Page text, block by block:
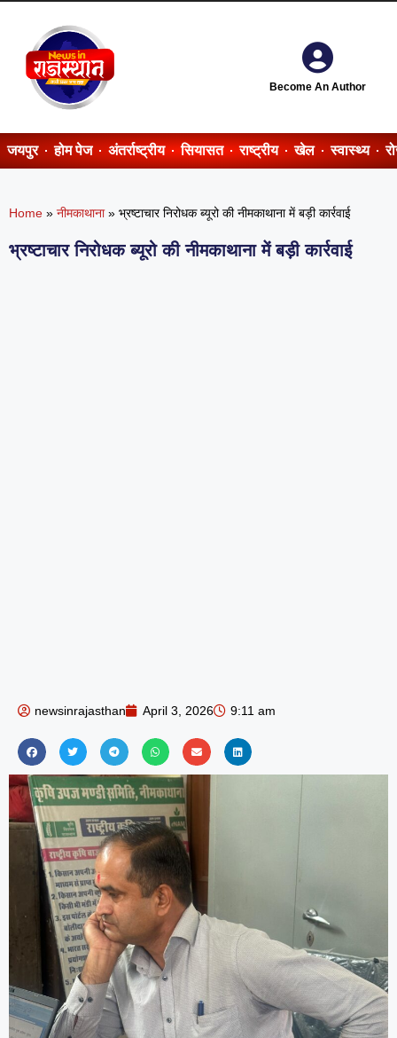
Become An Author
जयपुर होम पेज अंतर्राष्ट्रीय सियासत राष्ट्रीय खेल स्वास्थ्य
Home » नीमकाथाना » भ्रष्टाचार निरोधक ब्यूरो की नीमकाथाना में बड़ी कार्रवाई
भ्रष्टाचार निरोधक ब्यूरो की नीमकाथाना में बड़ी कार्रवाई
newsinrajasthan April 3, 2026 9:11 am